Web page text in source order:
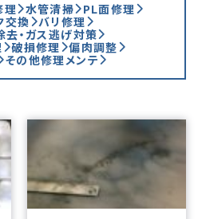
理 水管清掃
PL面修理
交換
バリ修理
去・ガス逃げ対策
破損修理
偏肉調整
その他修理メンテ